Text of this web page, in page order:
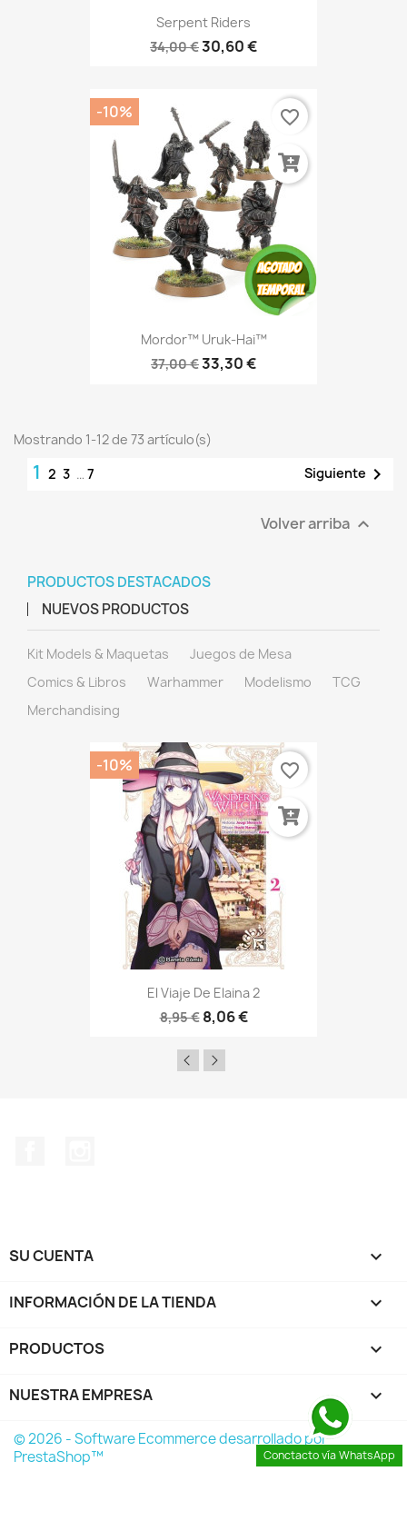
Serpent Riders
34,00 €30,60 €
Mordor™ Uruk-Hai™
37,00 €33,30 €
-10% favorite_border
Mostrando 1-12 de 73 artículo(s)
1 2 3 … 7 Siguiente 
Volver arriba 
PRODUCTOS DESTACADOS
NUEVOS PRODUCTOS
Kit Models & Maquetas
Juegos de Mesa
Comics & Libros
Warhammer Modelismo
TCG
Merchandising
El Viaje De Elaina 2
8,95 € 8,06 €
-10% favorite_border
SU CUENTA 
INFORMACIÓN DE LA TIENDA keyboard_arrow_down
PRODUCTOS 
NUESTRA EMPRESA 
© 2026 - Software Ecommerce desarrollado por
PrestaShop™
Conctacto vía WhatsApp